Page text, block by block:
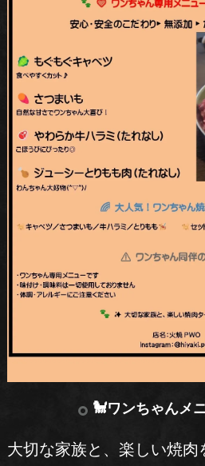
🐩ワンちゃんメ
大切な家族と、楽しい焼肉